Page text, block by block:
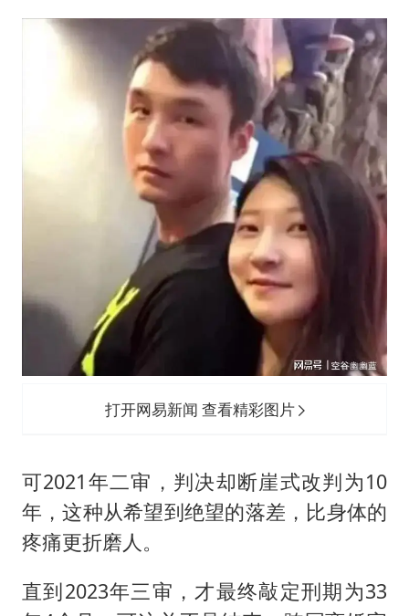
打开网易新闻 查看精彩图片
可2021年二审，判决却断崖式改判为10
年，这种从希望到绝望的落差，比身体的
疼痛更折磨人。
直到2023年三审，才最终敲定刑期为33